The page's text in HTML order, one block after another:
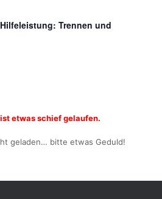
Trennen und
etwas schief gelaufen.
geladen… bitte etwas Geduld!